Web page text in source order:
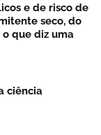
e de risco de
seco, do
que diz uma
ciência